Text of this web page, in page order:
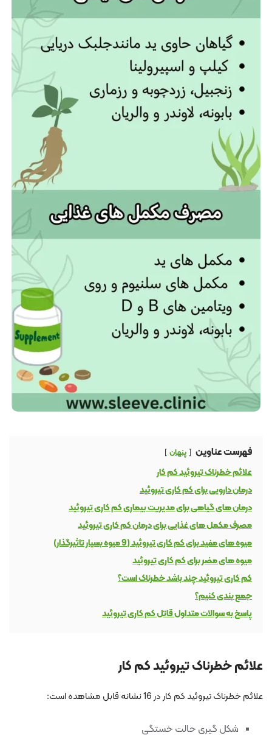
فهرست عناوین پنهان
علائم خطرناک تیروئید کم کار
درمان دارویی برای کم کاری تیروئید
درمان های گیاهی برای مدیریت بیماری کم کاری تیروئید
مصرف مکمل های غذایی برای درمان کم کاری تیروئید
میوه های مفید برای کم کاری تیروئید (9 میوه بسیار تاثیرگذار)
میوه های مضر برای کم کاری تیروئید
کم کاری تیروئید چند باشد خطرناک است؟
جمع بندی کنیم؟
پاسخ به سوالات متداول قاتل کم کاری تیروئید
علائم خطرناک تیروئید کم کار
علائم خطرناک تیروئید کم کار در 16 نشانه قابل مشاهده است:
شکل گیری حالت خستگی